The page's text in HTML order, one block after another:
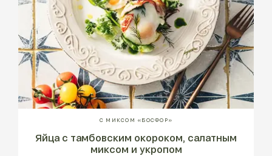
С МИКСОМ «БОСФОР»
Яйца с тамбовским окороком, салатным
миксом и укропом